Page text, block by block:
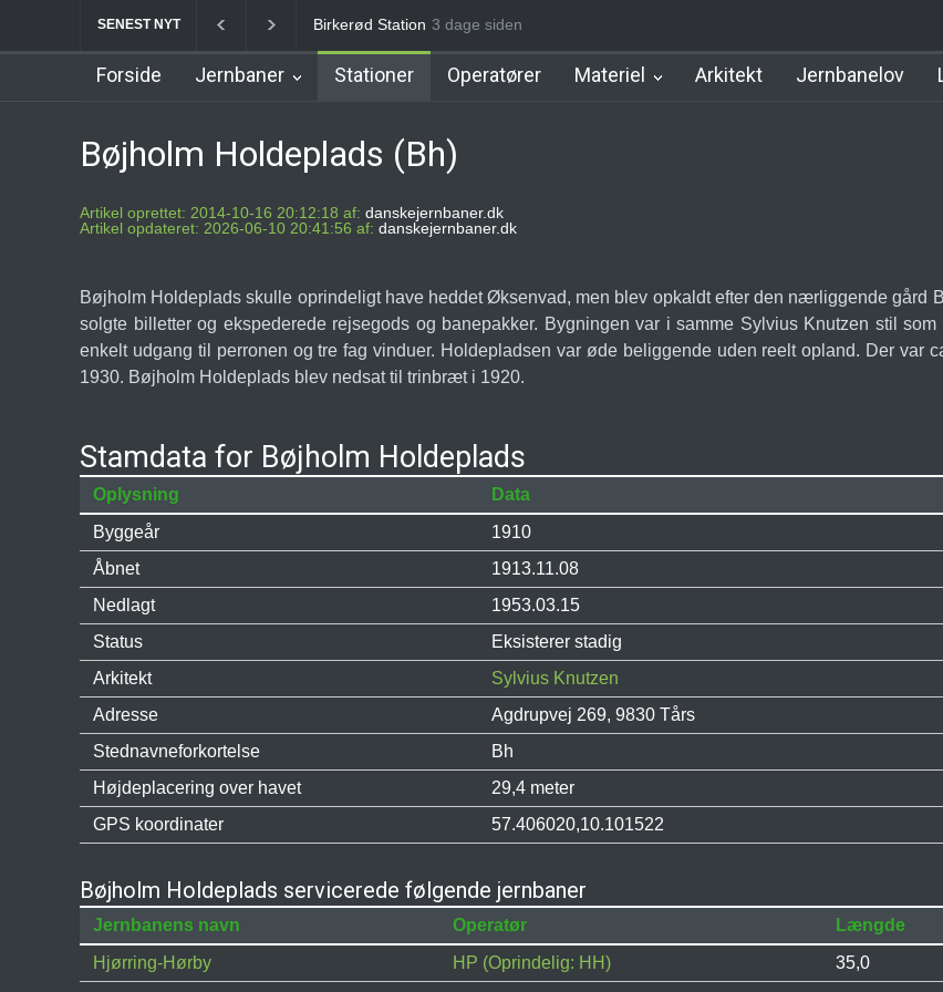
SENEST NYT Allerød Station Favrholm Station
3 dage siden
Forside Jernbaner Stationer Operatører Materiel Arkitekt Jernbanelov
Bøjholm Holdeplads (Bh)
Artikel oprettet: 2014-10-16 20:12:18 af: danskejernbaner.dk
Artikel opdateret: 2026-06-10 20:41:56 af: danskejernbaner.dk
Bøjholm Holdeplads skulle oprindeligt have heddet Øksenvad, men blev opkaldt efter den nærliggende gård
solgte billetter og ekspederede rejsegods og banepakker. Bygningen var i samme Sylvius Knutzen stil
enkelt udgang til perronen og tre fag vinduer. Holdepladsen var øde beliggende uden reelt opland. Der var
1930. Bøjholm Holdeplads blev nedsat til trinbræt i 1920.
Stamdata for Bøjholm Holdeplads
Oplysning
Data
Byggeår
1910
Åbnet
1913.11.08
Nedlagt
1953.03.15
Status
Eksisterer stadig
Arkitekt
Sylvius Knutzen
Adresse
Agdrupvej 269, 9830 Tårs
Stednavneforkortelse
Bh
Højdeplacering over havet
29,4 meter
GPS koordinater
57.406020,10.101522
Bøjholm Holdeplads servicerede følgende jernbaner
Jernbanens navn Operatør Længde
Hjørring-Hørby
HP (Oprindelig: HH) 35,0